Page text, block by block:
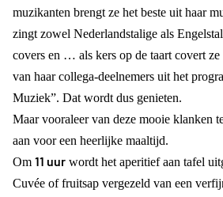
muzikanten brengt ze het beste uit haar
zingt zowel Nederlandstalige als
covers en … als kers op de taart covert
van haar collega-deelnemers uit het
Muziek”. Dat wordt dus genieten.
Maar vooraleer van deze mooie klanken
aan voor een heerlijke maaltijd.
Om 11 uur wordt het aperitief aan tafel
Cuvée of fruitsap vergezeld van een